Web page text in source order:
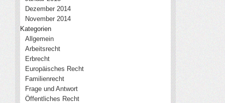
Dezember 2014
November 2014
Kategorien
Allgemein
Arbeitsrecht
Erbrecht
Europäisches Recht
Familienrecht
Frage und Antwort
Öffentliches Recht